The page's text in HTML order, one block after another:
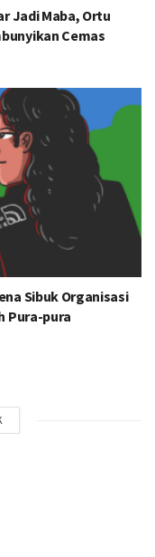
Jadi Maba, Ortu
Cemas
Sibuk Organisasi
Pura-pura